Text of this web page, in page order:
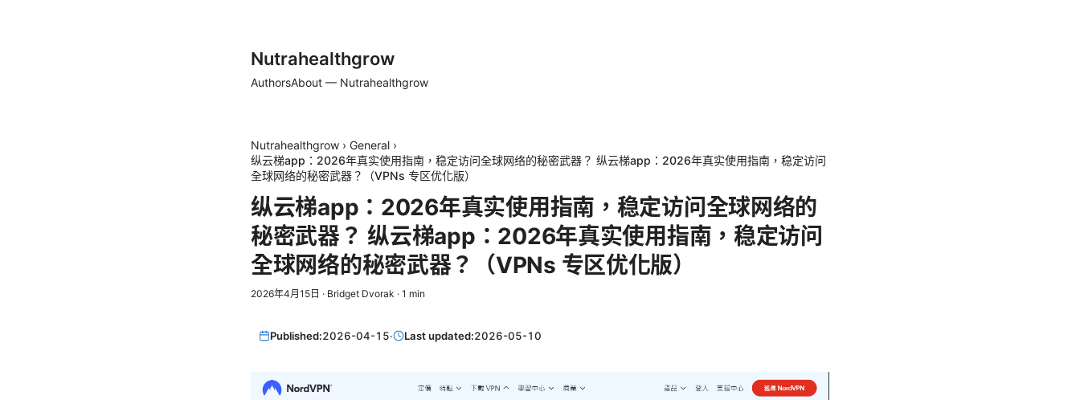
Nutrahealthgrow
AuthorsAbout — Nutrahealthgrow
Nutrahealthgrow › General ›
纵云梯app：2026年真实使用指南，稳定访问全球网络的秘密武器？ 纵云梯app：2026年真实使用指南，稳定访问
全球网络的秘密武器？（VPNs 专区优化版）
纵云梯app：2026年真实使用指南，稳定访问全球网络的
秘密武器？ 纵云梯app：2026年真实使用指南，稳定访问
全球网络的秘密武器？（VPNs 专区优化版）
2026年4月15日 · Bridget Dvorak · 1 min
Published:2026-04-15· Last updated:2026-05-10